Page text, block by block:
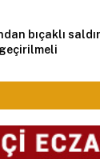
bıçaklı